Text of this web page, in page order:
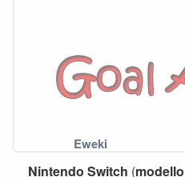
Nintendo Switch (modello